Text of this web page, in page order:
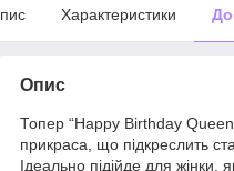
Характеристики
Опис
Топер “Happy Birthday
прикраса, що підкреслить
Ідеально підійде для жінки,